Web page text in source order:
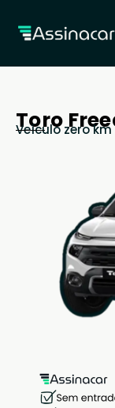
Toro
Veículo zero km